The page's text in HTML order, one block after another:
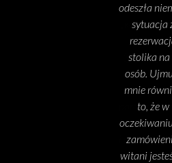
sytuacja
stolika na
osób.
mnie
to, że w
oczekiwaniu
witani
starterem